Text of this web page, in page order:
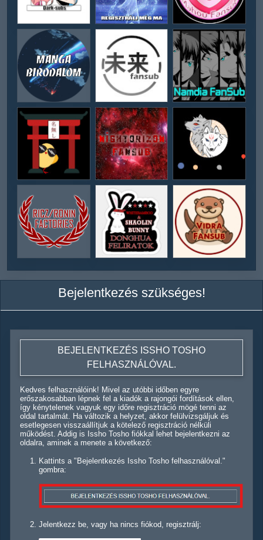
Bejelentkezés szükséges!
BEJELENTKEZÉS ISSHO TOSHO
FELHASZNÁLÓVAL.
Kedves felhasználóink! Mivel az utóbbi időben egyre
erőszakosabban lépnek fel a kiadók a rajongói fordítások ellen,
így kénytelenek vagyuk egy időre regisztráció mögé tenni az
oldal tartalmát. Ha változik a helyzet, akkor felülvizsgáljuk és
esetlegesen visszaállítjuk a kötelező regisztráció nélküli
működést. Addig is Issho Tosho fiókkal lehet bejelentkezni az
oldalra, aminek a menete a következő:
Kattints a "Bejelentkezés Issho Tosho felhasználóval."
gombra:
Jelentkezz be, vagy ha nincs fiókod, regisztrálj: